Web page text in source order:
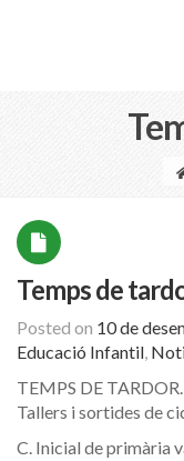
Temps de
Posted on 10 de
Educació Infantil,
TEMPS DE TARDOR.
Tallers i sortides de
C. Inicial de primària